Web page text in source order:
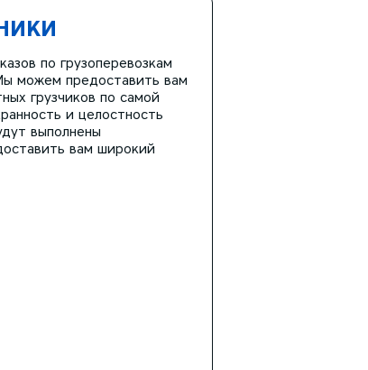
по грузоперевозкам
можем предоставить вам
грузчиков по самой
и целостность
выполнены
вам широкий